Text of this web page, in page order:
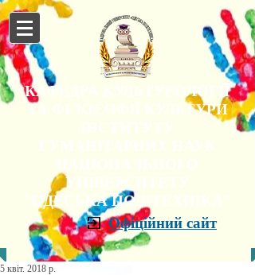
КАФЕДРА КУЛЬТУРОЛОГІЇ
ТА ФІЛОСОФІЇ КУЛЬТУРИ
УНІВЕРСИТЕТУ
"ОДЕСЬКА ПОЛІТЕХНІКА"
Офіційний сайт
5 квіт. 2018 р.